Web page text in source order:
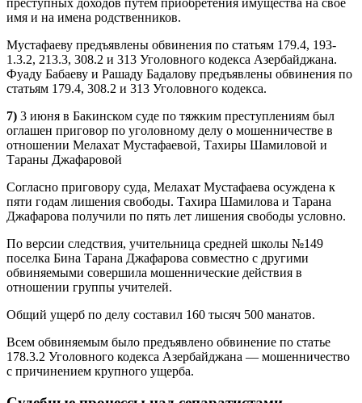
преступных доходов путем приобретения имущества на свое
имя и на имена родственников.
Мустафаеву предъявлены обвинения по статьям 179.4, 193-
1.3.2, 213.3, 308.2 и 313 Уголовного кодекса Азербайджана.
Фуаду Бабаеву и Рашаду Бадалову предъявлены обвинения по
статьям 179.4, 308.2 и 313 Уголовного кодекса.
7) 3 июня в Бакинском суде по тяжким преступлениям был
оглашен приговор по уголовному делу о мошенничестве в
отношении Мелахат Мустафаевой, Тахиры Шамиловой и
Тараны Джафаровой
Согласно приговору суда, Мелахат Мустафаева осуждена к
пяти годам лишения свободы. Тахира Шамилова и Тарана
Джафарова получили по пять лет лишения свободы условно.
По версии следствия, учительница средней школы №149
поселка Бина Тарана Джафарова совместно с другими
обвиняемыми совершила мошеннические действия в
отношении группы учителей.
Общий ущерб по делу составил 160 тысяч 500 манатов.
Всем обвиняемым было предъявлено обвинение по статье
178.3.2 Уголовного кодекса Азербайджана — мошенничество
с причинением крупного ущерба.